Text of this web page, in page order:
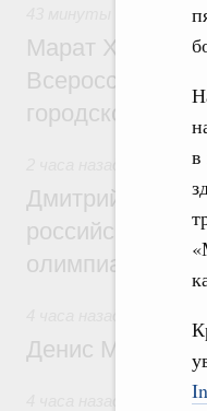
в
Марат
городской среды
Дмитрий
российскую
олимпиаде по
Денис